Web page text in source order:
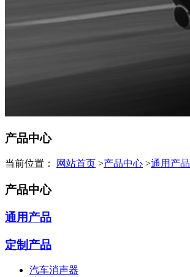
产品中心
当前位置： 网站首页 >产品中心 >通用产品
产品中心
通用产品
定制产品
汽车消声器